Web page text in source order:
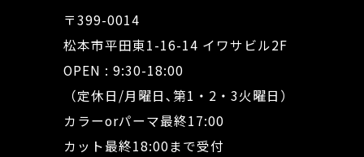
〒399-0014
松本市平田東1-16-14 イワサビル2F
OPEN : 9:30-18:00
（定休日/月曜日､第1・2・3火曜日）
カラーorパーマ最終17:00
カット最終18:00まで受付